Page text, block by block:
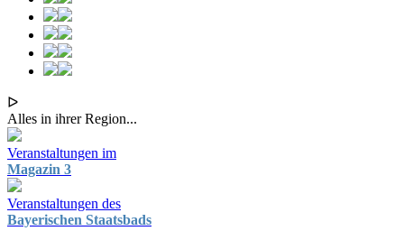
ᐅ
Alles in ihrer Region...
Veranstaltungen im
Magazin 3
Veranstaltungen des
Bayerischen Staatsbads